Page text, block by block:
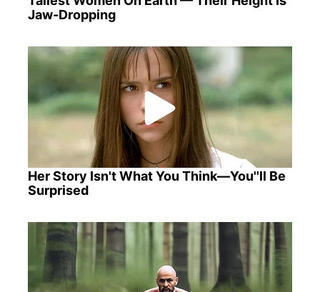
Jaw-Dropping
Her Story Isn't What You Think—You''ll Be
Surprised